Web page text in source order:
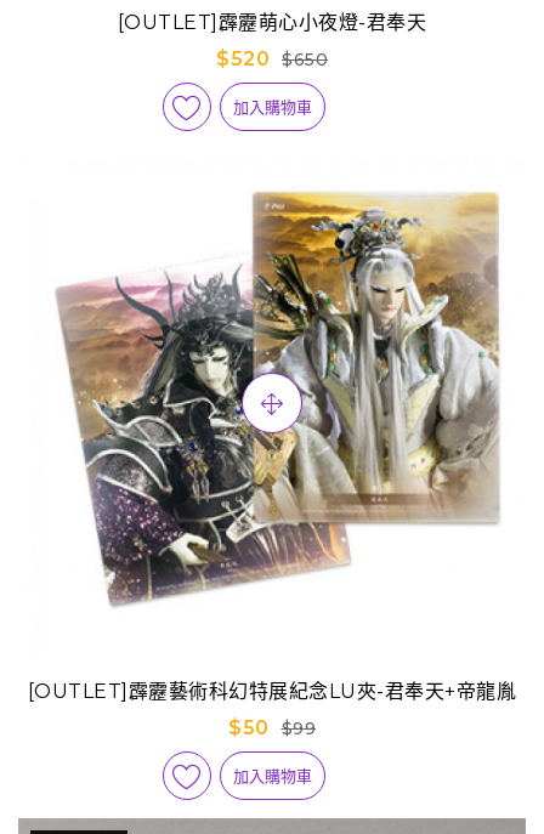
[OUTLET]霹靂萌心小夜燈-君奉天
$520
$650
加入購物車
[OUTLET]霹靂藝術科幻特展紀念LU夾-君奉天+帝龍胤
$50
$99
加入購物車